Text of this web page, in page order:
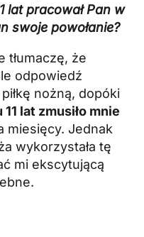
lat pracował Pan w
swoje powołanie?
tłumaczę, że
odpowiedź
nożną, dopóki
lat zmusiło mnie
miesięcy. Jednak
wykorzystała tę
mi ekscytującą